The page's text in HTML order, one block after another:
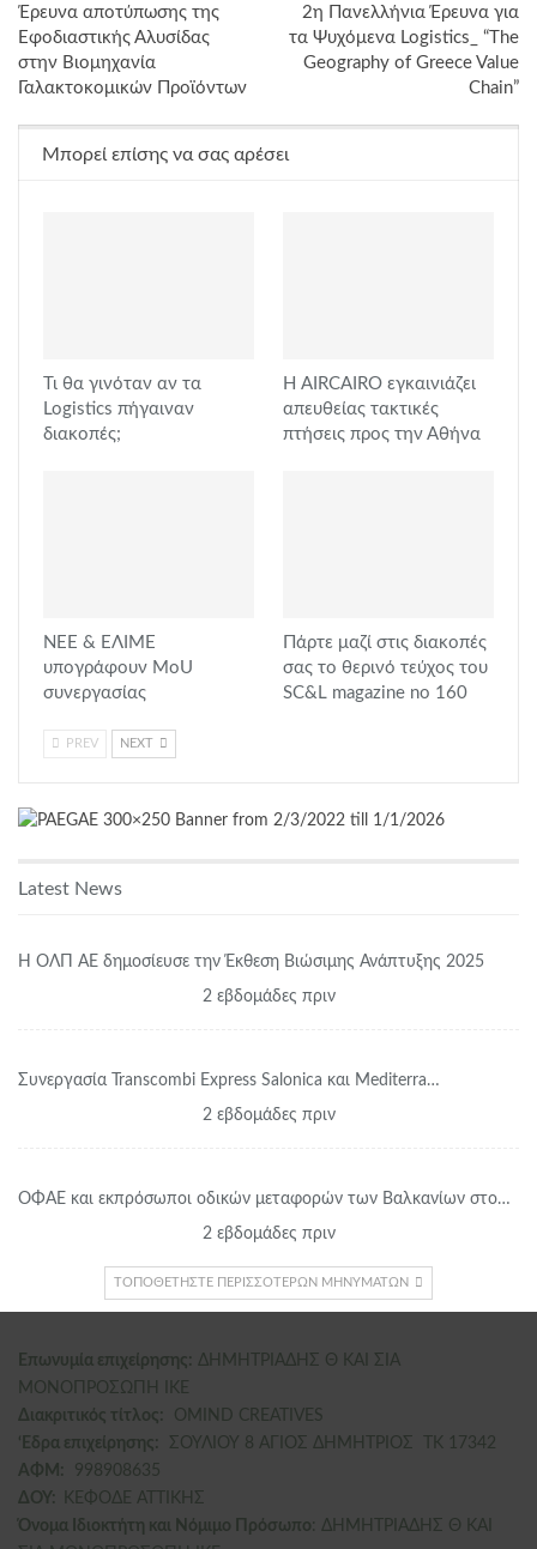
Έρευνα αποτύπωσης της
Εφοδιαστικής Αλυσίδας
στην Βιομηχανία
Γαλακτοκομικών Προϊόντων
2η Πανελλήνια Έρευνα για
τα Ψυχόμενα Logistics_ “The
Geography of Greece Value
Chain”
Μπορεί επίσης να σας αρέσει
Τι θα γινόταν αν τα
Logistics πήγαιναν
διακοπές;
Η AIRCAIRO εγκαινιάζει
απευθείας τακτικές
πτήσεις προς την Αθήνα
ΝΕΕ & ΕΛΙΜΕ
υπογράφουν MoU
συνεργασίας
Πάρτε μαζί στις διακοπές
σας το θερινό τεύχος του
SC&L magazine no 160
PREV NEXT
Latest News
Η ΟΛΠ ΑΕ δημοσίευσε την Έκθεση Βιώσιμης Ανάπτυξης 2025
2 εβδομάδες πριν
Συνεργασία Transcombi Express Salonica και Mediterra…
2 εβδομάδες πριν
ΟΦΑΕ και εκπρόσωποι οδικών μεταφορών των Βαλκανίων στο…
2 εβδομάδες πριν
ΤΟΠΟΘΕΤΉΣΤΕ ΠΕΡΙΣΣΌΤΕΡΩΝ ΜΗΝΥΜΆΤΩΝ
Επωνυμία επιχείρησης: ΔΗΜΗΤΡΙΑΔΗΣ Θ ΚΑΙ ΣΙΑ
ΜΟΝΟΠΡΟΣΩΠΗ ΙΚΕ
Διακριτικός τίτλος:
ΟΜΙΝD CREATIVES
‘ Eδρα επιχείρησης:
ΣΟΥΛΙΟΥ 8 ΑΓΙΟΣ ΔΗΜΗΤΡΙΟΣ ΤΚ 17342
ΑΦΜ:
998908635
ΔΟΥ:
ΚΕΦΟΔΕ ΑΤΤΙΚΗΣ
Όνομα Ιδιοκτήτη και Νόμιμο Πρόσωπο: ΔΗΜΗΤΡΙΑΔΗΣ Θ ΚΑΙ